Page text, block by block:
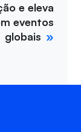
e eleva
eventos
globais